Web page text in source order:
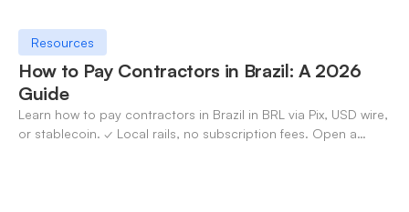
Resources
How to Pay Contractors in Brazil: A 2026
Guide
Learn how to pay contractors in Brazil in BRL via Pix, USD wire,
or stablecoin. ✓ Local rails, no subscription fees. Open a